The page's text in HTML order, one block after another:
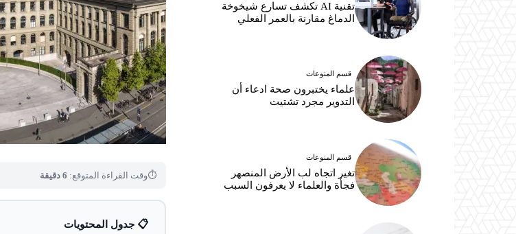
⏱وقت القراءة المتوقع: 6 دقيقة
📋 جدول المحتويات
تقنية AI تكشف تسارع شيخوخة
الدماغ مقارنة بالعمر الفعلي
قسم المنوعات
علماء يختبرون صحة ادعاء أن
التدوير مجرد تشتيت
قسم المنوعات
تغير اتجاه لب الأرض المنصهر
فجأة والعلماء لا يعرفون السبب